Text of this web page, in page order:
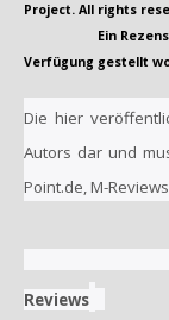
Project. All rights
Ein
Verfügung gestellt
Die hier
Autors dar und
Point.de, M-
©2022
Reviews